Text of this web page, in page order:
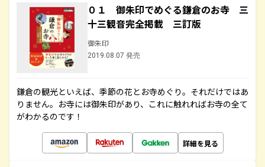
０１ 御朱印でめぐる鎌倉のお寺 三
十三観音完全掲載 三訂版
御朱印
2019.08.07 発売
鎌倉の観光といえば、季節の花とお寺めぐり。それだけではあ
りません。お寺には御朱印があり、これに触れればお寺の全て
がわかるのです！
詳細を見る